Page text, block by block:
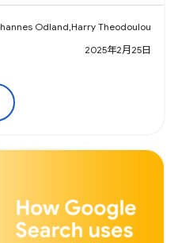
Odland,Harry Theodoulou
2025年2月25日